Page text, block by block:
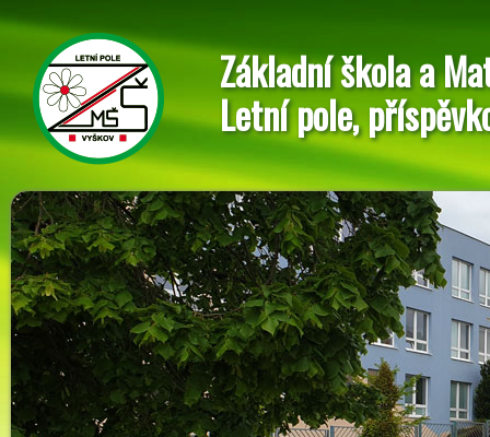
Základní škola a
Letní pole,